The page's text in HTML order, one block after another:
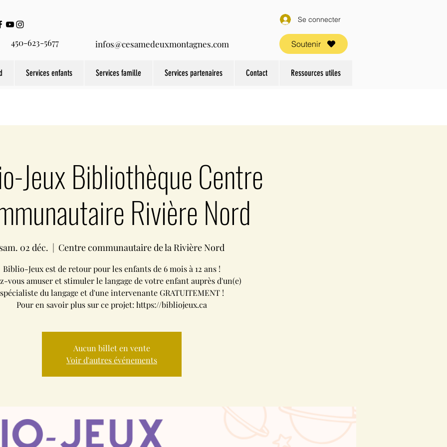
450-623-5677 infos@cesamedeuxmontagnes.com
Se connecter
Soutenir
Services enfants Services famille Services partenaires Contact Ressources utiles
Jeux Bibliothèque Centre
Rivière Nord
02 déc.
  |
Centre communautaire de la Rivière Nord
Biblio-Jeux est de retour pour les enfants de 6 mois à 12 ans !
vous amuser et stimuler le langage de votre enfant auprès d'un(e)
spécialiste du langage et d'une intervenante GRATUITEMENT !
Pour en savoir plus sur ce projet: https://bibliojeux.ca
Aucun billet en vente
Voir d'autres événements